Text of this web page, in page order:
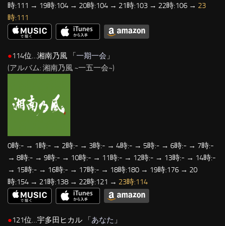
時:111 → 19時:104 → 20時:104 → 21時:103 → 22時:106 → 23
時:111
●114位…湘南乃風 「一期一会 」
(アルバム: 湘南乃風 ~一五一会~)
0時:- → 1時:- → 2時:- → 3時:- → 4時:- → 5時:- → 6時:- → 7時:-
→ 8時:- → 9時:- → 10時:- → 11時:- → 12時:- → 13時:- → 14時:-
→ 15時:- → 16時:- → 17時:- → 18時:180 → 19時:176 → 20
時:154 → 21時:138 → 22時:121 → 23時:114
●121位…宇多田ヒカル 「 あなた 」